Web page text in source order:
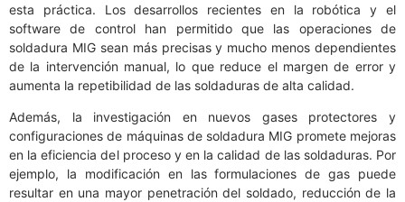
esta práctica. Los desarrollos recientes en la robótica y el
software de control han permitido que las operaciones de
soldadura MIG sean más precisas y mucho menos dependientes
de la intervención manual, lo que reduce el margen de error y
aumenta la repetibilidad de las soldaduras de alta calidad.
Además, la investigación en nuevos gases protectores y
configuraciones de máquinas de soldadura MIG promete mejoras
en la eficiencia del proceso y en la calidad de las soldaduras. Por
ejemplo, la modificación en las formulaciones de gas puede
resultar en una mayor penetración del soldado, reducción de la